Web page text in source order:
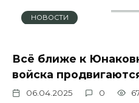
НОВОСТИ
Всё ближе к
войска
06.04.2025 0